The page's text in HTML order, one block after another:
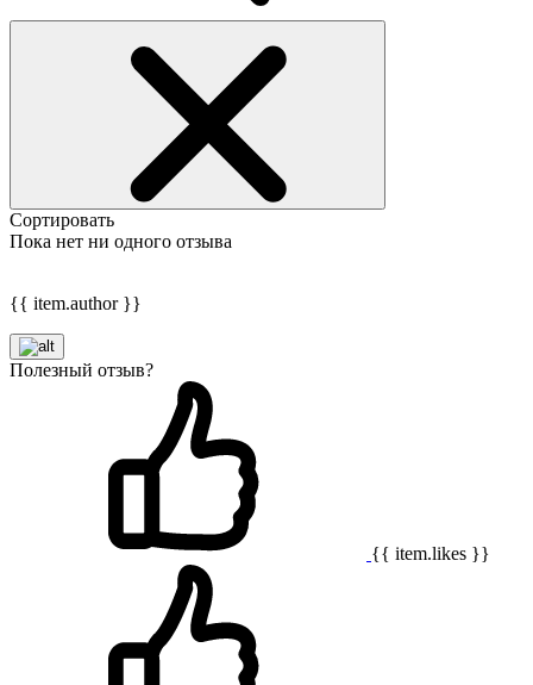
Сортировать
Пока нет ни одного отзыва
{{ item.author }}
Полезный отзыв?
{{ item.likes }}